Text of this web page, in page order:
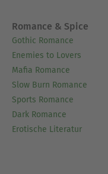
Romance & Spice
Gothic Romance
Enemies to Lovers
Mafia Romance
Slow Burn Romance
Sports Romance
Dark Romance
Erotische Literatur